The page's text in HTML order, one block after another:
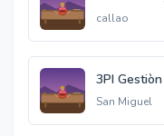
callao
3PI
San Miguel